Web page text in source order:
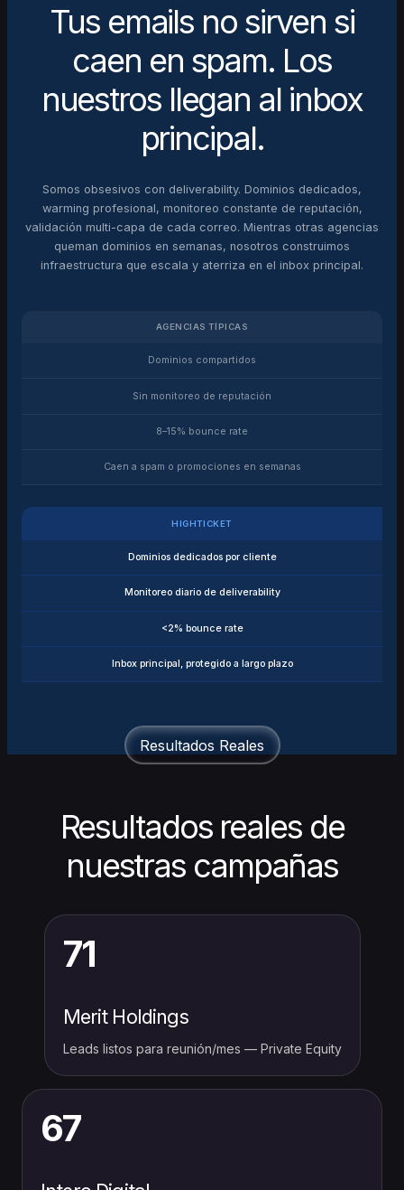
Tus emails no sirven si
caen en spam. Los
nuestros llegan al inbox
principal.
Somos obsesivos con deliverability. Dominios dedicados,
warming profesional, monitoreo constante de reputación,
validación multi-capa de cada correo. Mientras otras agencias
queman dominios en semanas, nosotros construimos
infraestructura que escala y aterriza en el inbox principal.
AGENCIAS TÍPICAS
HIGHTICKET
Dominios compartidos
Dominios dedicados por cliente
Sin monitoreo de reputación
Monitoreo diario de deliverability
8–15% bounce rate
<2% bounce rate
Caen a spam o promociones en semanas
Inbox principal, protegido a largo plazo
Resultados Reales
Resultados reales de
nuestras campañas
71
Merit Holdings
Leads listos para reunión/mes — Private Equity
67